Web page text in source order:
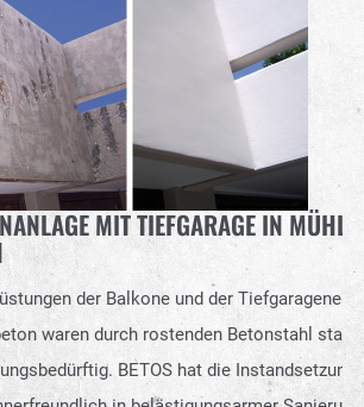
MIT TIEFGARAGE IN MÜHLHEIM AM
Balkone und der Tiefgarageneinfahrt aus
rostenden Betonstahl stark
BETOS hat die Instandsetzung